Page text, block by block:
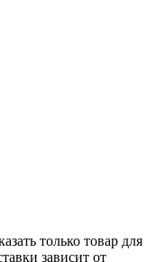
только товар для
зависит от